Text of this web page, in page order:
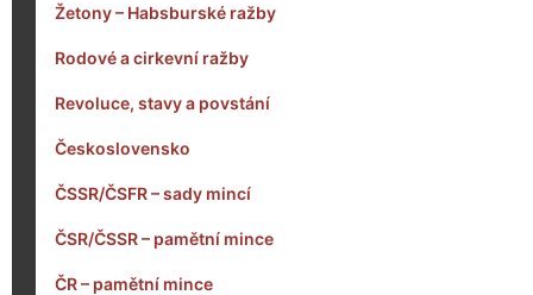
Žetony – Habsburské ražby
Rodové a cirkevní ražby
Revoluce, stavy a povstání
Československo
ČSSR/ČSFR – sady mincí
ČSR/ČSSR – pamětní mince
ČR – pamětní mince